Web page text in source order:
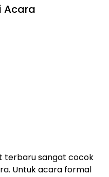
Acara
terbaru sangat cocok
Untuk acara formal